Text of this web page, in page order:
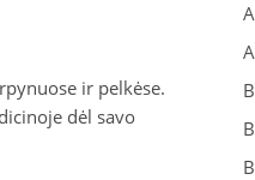
ir pelkėse.
dėl savo